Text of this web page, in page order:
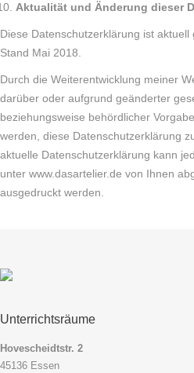
Aktualität und Änderung dieser
Diese Datenschutzerklärung ist aktuell
Stand Mai 2018.
Durch die Weiterentwicklung meiner
darüber oder aufgrund geänderter
beziehungsweise behördlicher
werden, diese Datenschutzerklärung
aktuelle Datenschutzerklärung kann
unter www.dasartelier.de von Ihnen
ausgedruckt werden.
Unterrichtsräume
Hovescheidtstr. 2
45136 Essen